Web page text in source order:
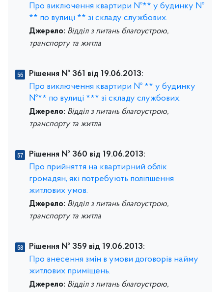
Про виключення квартири №** у будинку №
** по вулиці ** зі складу службових.
Джерело: Відділ з питань благоустрою,
транспорту та житла
Рішення № 361 від 19.06.2013:
Про виключення квартири № ** у будинку
№** по вулиці *** зі складу службових.
Джерело: Відділ з питань благоустрою,
транспорту та житла
Рішення № 360 від 19.06.2013:
Про прийняття на квартирний облік
громадян, які потребують поліпшення
житлових умов.
Джерело: Відділ з питань благоустрою,
транспорту та житла
Рішення № 359 від 19.06.2013:
Про внесення змін в умови договорів найму
житлових приміщень.
Джерело: Відділ з питань благоустрою,